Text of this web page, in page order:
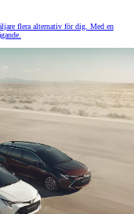
flera alternativ för dig. Med en